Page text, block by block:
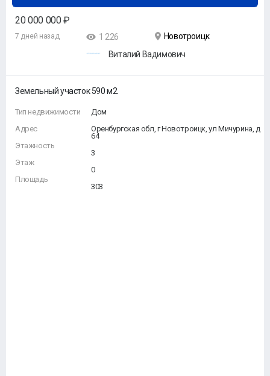
20 000 000 ₽
7 дней назад 1 226
Новотроицк
Виталий Вадимович
Земельный участок 590 м2.
Тип недвижимости
Адрес
Этажность
Этаж
Площадь
Дом
Оренбургская обл, г Новотроицк, ул Мичурина, д
64
3
0
303